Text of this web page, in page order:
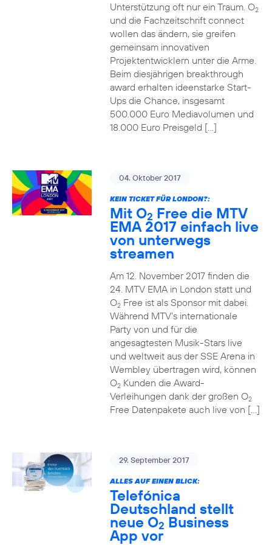
Unterstützung oft nur ein Traum. O2
und die Fachzeitschrift connect
wollen das ändern, sie greifen
gemeinsam innovativen
Projektentwicklern unter die Arme.
Beim diesjährigen breakthrough
award erhalten ideenstarke Start-
Ups die Chance, insgesamt
500.000 Euro Mediavolumen und
18.000 Euro Preisgeld […]
04. Oktober 2017
KEIN TICKET FÜR LONDON?:
Mit O2 Free die MTV
EMA 2017 einfach live
von unterwegs
streamen
Am 12. November 2017 finden die
24. MTV EMA in London statt und
O2Free ist als Sponsor mit dabei.
Während MTV’s internationale
Party von und für die
angesagtesten Musik-Stars live
und weltweit aus der SSE Arena in
Wembley übertragen wird, können
O2Kunden die Award-
Verleihungen dank der großen O2
Free Datenpakete auch live von […]
29. September 2017
ALLES AUF EINEN BLICK:
Telefónica
Deutschland stellt
neue O2 Business
App vor